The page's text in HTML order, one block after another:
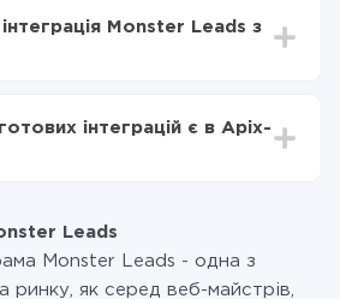
автоматично передаватися з
Rozetka
до 30-хвилин. У середньому
10-15 хвилин.
Monster Leads з
даних, які за фактом
вашої системи в іншу через
про
інтеграцій є в Apix-
Leads
Monster Leads - одна з
ринку, як серед веб-майстрів,